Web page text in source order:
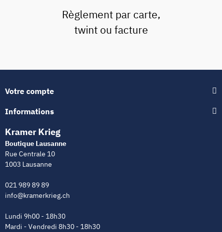
Règlement par carte,
twint ou facture
Votre compte
Informations
Kramer Krieg
Boutique Lausanne
Rue Centrale 10
1003 Lausanne
021 989 89 89
info@kramerkrieg.ch
Lundi 9h00 - 18h30
Mardi - Vendredi 8h30 - 18h30